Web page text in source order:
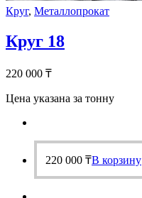
Круг, Металлопрокат
Круг 18
220 000 ₸
Цена указана за тонну
220 000 ₸В корзину